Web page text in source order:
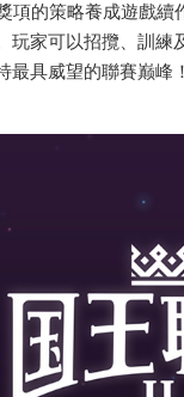
的策略養成遊戲續
玩家可以招攬、訓練
具威望的聯賽巅峰